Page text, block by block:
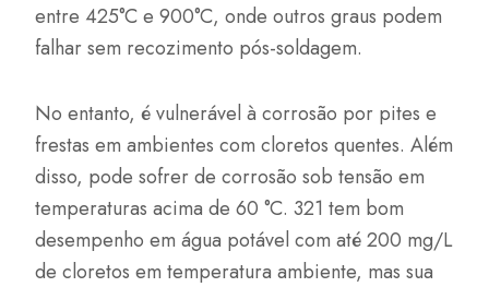
entre 425°C e 900°C, onde outros graus podem
falhar sem recozimento pós-soldagem.
No entanto, é vulnerável à corrosão por pites e
frestas em ambientes com cloretos quentes. Além
disso, pode sofrer de corrosão sob tensão em
temperaturas acima de 60 °C. 321 tem bom
desempenho em água potável com até 200 mg/L
de cloretos em temperatura ambiente, mas sua